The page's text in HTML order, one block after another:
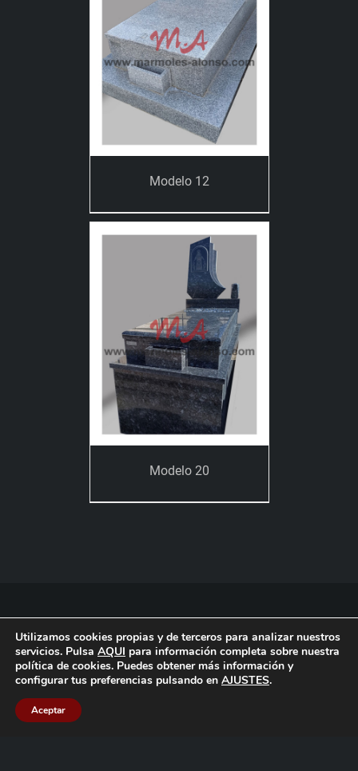
Modelo 12
Modelo 20
derechos reservados | Creado porCNERIS- Guiaconsumo-
Directorio de Reformistas
Aviso legal-Política de privacidad- Política de cookies
Utilizamos cookies propias y de terceros para analizar nuestros
servicios. Pulsa AQUI para información completa sobre nuestra
política de cookies. Puedes obtener más información y
configurar tus preferencias pulsando en AJUSTES.
Aceptar